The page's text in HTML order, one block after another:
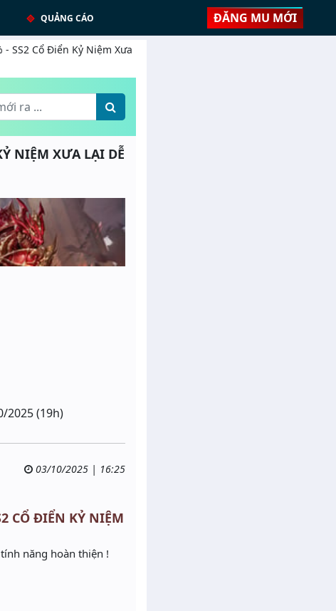
QUẢNG CÁO ĐĂNG MU MỚI
SS2 Cổ Điển Kỷ Niệm Xưa
NIỆM XƯA LẠI DỄ
2025 (19h)
03/10/2025 | 16:25
CỔ ĐIỂN KỶ NIỆM
năng hoàn thiện !